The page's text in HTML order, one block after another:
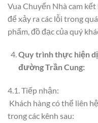
Vua Chuyển Nhà cam
để xảy ra các lỗi trong
phẩm, đồ đạc của quý
Quy trình thực hiện
đường Trần Cung:
4.1. Tiếp nhận:
Khách hàng có thể liên
trong các kênh sau: